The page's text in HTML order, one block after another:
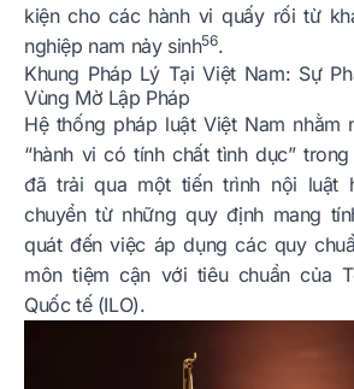
kiện cho các hành vi quấy rối từ
nghiệp nam nảy sinh56.
Khung Pháp Lý Tại Việt Nam: Sự
Vùng Mờ Lập Pháp
Hệ thống pháp luật Việt Nam nhằm
“hành vi có tính chất tình dục”
đã trải qua một tiến trình nội luật
chuyển từ những quy định mang
quát đến việc áp dụng các quy
môn tiệm cận với tiêu chuẩn của
Quốc tế (ILO).